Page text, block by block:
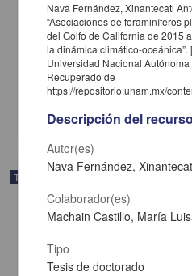
oportunistas (Trichodina spp.
el gradiente de oxígeno en la
Preciosa
Ávila Solís, María de la Luz Fabiola
Físico Matemáticas y Ciencias de la
Trabajo de grado
Nava Fernández, Xinantecatl
“Asociaciones de foraminíferos
del Golfo de California de 2015
la dinámica climático-oceánica”.
Universidad Nacional Autónoma
Recuperado de
https://repositorio.unam.mx/
Descripción del recurso
Autor(es)
Nava Fernández,
Colaborador(es)
Machain Castillo, María
Tipo
Tesis de doctorado